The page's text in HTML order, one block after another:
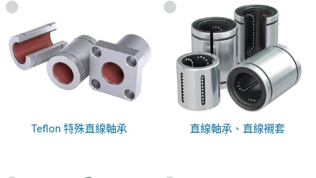
Teflon 特殊直線軸承 直線軸承、直線襯套